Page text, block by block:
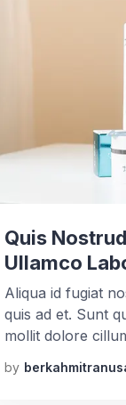
Quis
Ullamco
Aliqua id fugiat
quis ad et. Sunt
mollit dolore
irure tempor
ut voluptate aute
by